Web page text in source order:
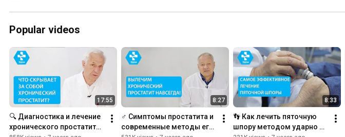
Popular videos
17:55
🔍 Диагностика и лечение
хронического простатита.
8:27
♂ Симптомы простатита и
современные методы его
8:33
👣 Как лечить пяточную
шпору методом ударно